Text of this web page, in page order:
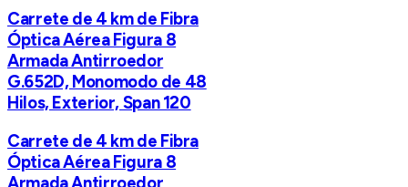
Carrete de 4 km de Fibra
Óptica Aérea Figura 8
Armada Antirroedor
G.652D, Monomodo de 48
Hilos, Exterior, Span 120
Carrete de 4 km de Fibra
Óptica Aérea Figura 8
Armada Antirroedor